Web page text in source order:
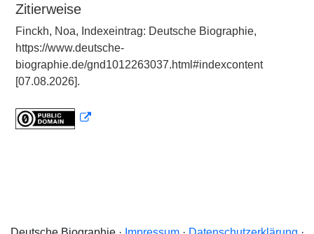
Zitierweise
Finckh, Noa, Indexeintrag: Deutsche Biographie,
https://www.deutsche-
biographie.de/gnd1012263037.html#indexcontent
[07.08.2026].